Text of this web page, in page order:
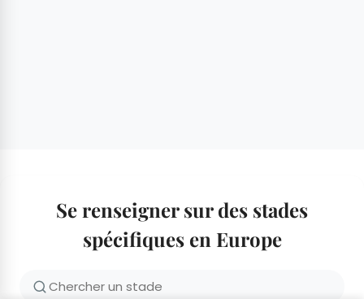
Se renseigner sur des stades
spécifiques en Europe